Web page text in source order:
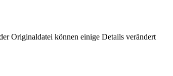
Originaldatei können einige Details verändert